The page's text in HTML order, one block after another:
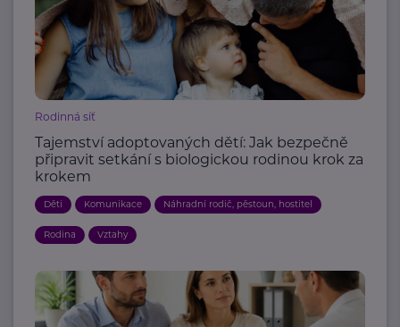
Rodinná síť
Tajemství adoptovaných dětí: Jak bezpečně
připravit setkání s biologickou rodinou krok za
krokem
Děti Komunikace Náhradní rodič, pěstoun, hostitel
Rodina Vztahy